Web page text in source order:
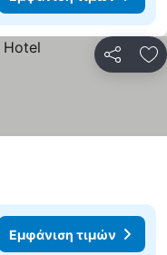
Εμφάνιση τιμών